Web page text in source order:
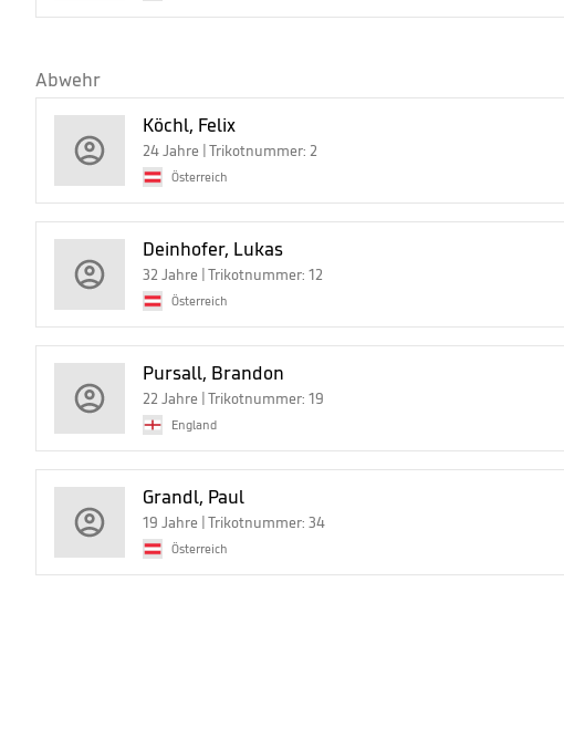
Abwehr
Köchl, Felix
24 Jahre | Trikotnummer: 2
Österreich
Deinhofer, Lukas
32 Jahre | Trikotnummer: 12
Österreich
Pursall, Brandon
22 Jahre | Trikotnummer: 19
England
Grandl, Paul
19 Jahre | Trikotnummer: 34
Österreich